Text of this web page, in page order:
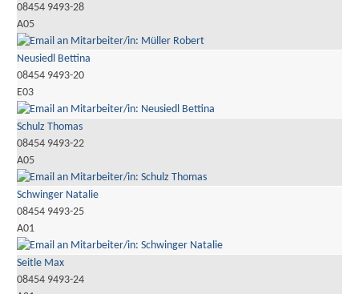
08454 9493-28
A05
Neusiedl Bettina
08454 9493-20
E03
Schulz Thomas
08454 9493-22
A05
Schwinger Natalie
08454 9493-25
A01
Seitle Max
08454 9493-24